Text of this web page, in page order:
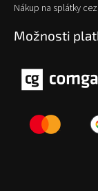
Nákup na splátky
Možnosti